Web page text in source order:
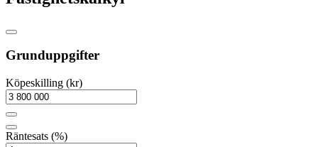
Grunduppgifter
Köpeskilling (kr)
Räntesats (%)